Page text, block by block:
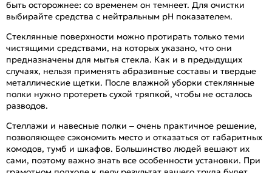
быть осторожнее: со временем он темнеет. Для очистки
выбирайте средства с нейтральным pH показателем.
Стеклянные поверхности можно протирать только теми
чистящими средствами, на которых указано, что они
предназначены для мытья стекла. Как и в предыдущих
случаях, нельзя применять абразивные составы и твердые
металлические щетки. После влажной уборки стеклянные
полки нужно протереть сухой тряпкой, чтобы не осталось
разводов.
Стеллажи и навесные полки – очень практичное решение,
позволяющее сэкономить место и отказаться от габаритных
комодов, тумб и шкафов. Большинство людей вешают их
сами, поэтому важно знать все особенности установки. При